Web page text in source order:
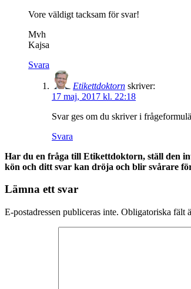
Vore väldigt tacksam för svar!
Mvh
Kajsa
Svara
Etikettdoktorn skriver:
17 maj, 2017 kl. 22:18
Svar ges om du skriver i
Svara
Har du en fråga till Etikettdoktorn, ställ den
kön och ditt svar kan dröja och blir svårare
Lämna ett svar
E-postadressen publiceras inte. Obligatoriska fält